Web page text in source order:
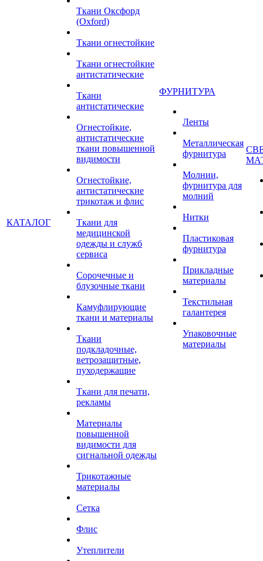
КАТАЛОГ
Ткани Оксфорд
(Oxford)
Ткани огнестойкие
Ткани огнестойкие
антистатические
Ткани
антистатические
Огнестойкие,
антистатические
ткани повышенной
видимости
Огнестойкие,
антистатические
трикотаж и флис
Ткани для
медицинской
одежды и служб
сервиса
Сорочечные и
блузочные ткани
Камуфлирующие
ткани и материалы
Ткани
подкладочные,
ветрозащитные,
пуходержащие
Ткани для печати,
рекламы
Материалы
повышенной
видимости для
сигнальной одежды
Трикотажные
материалы
Сетка
Флис
Утеплители
ФУРНИТУРА
Ленты
Металлическая
фурнитура
Молнии,
фурнитура для
молний
Нитки
Пластиковая
фурнитура
Прикладные
материалы
Текстильная
галантерея
Упаковочные
материалы